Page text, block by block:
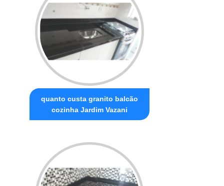
quanto custa granito balcão
cozinha Jardim Vazani